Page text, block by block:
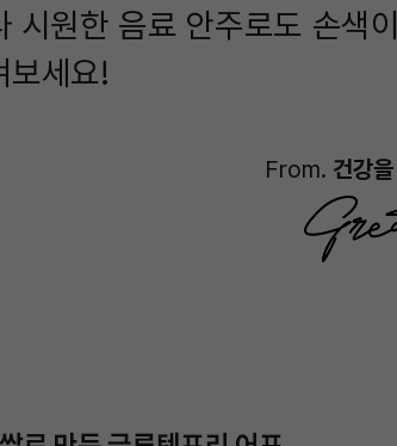
시원한 음료 안주로도 손색
보세요!
From. 건강